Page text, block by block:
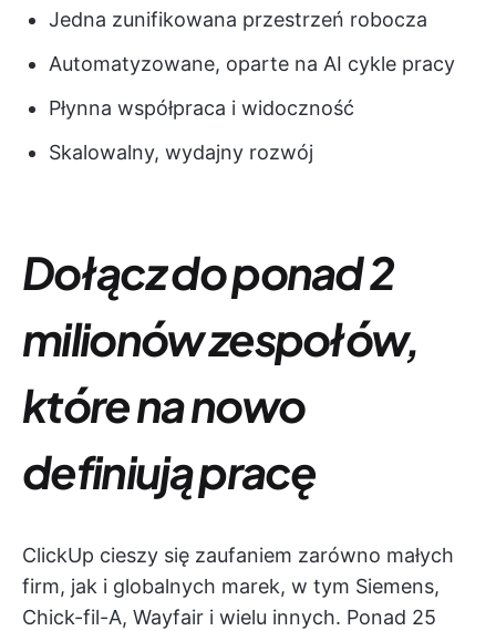
Jedna zunifikowana przestrzeń robocza
Automatyzowane, oparte na AI cykle pracy
Płynna współpraca i widoczność
Skalowalny, wydajny rozwój
Dołącz do ponad 2
milionów zespołów,
które na nowo
definiują pracę
ClickUp cieszy się zaufaniem zarówno małych
firm, jak i globalnych marek, w tym Siemens,
Chick-fil-A, Wayfair i wielu innych. Ponad 25